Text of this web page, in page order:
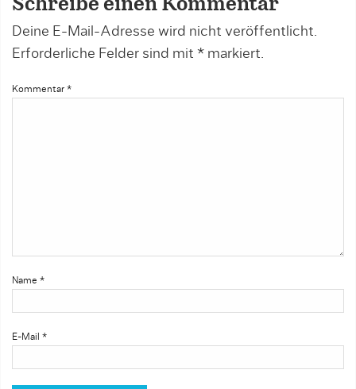
Schreibe einen Kommentar
Deine E-Mail-Adresse wird nicht veröffentlicht.
Erforderliche Felder sind mit * markiert.
Kommentar *
Name *
E-Mail *